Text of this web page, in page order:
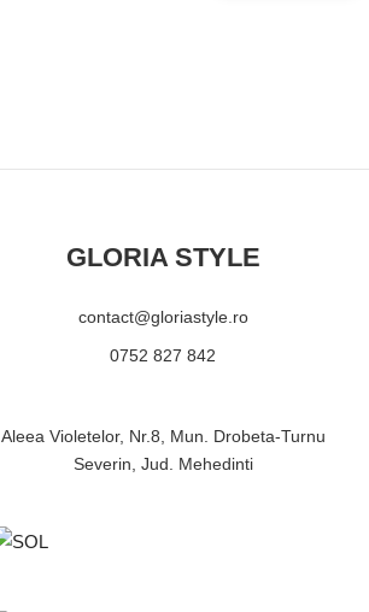
GLORIA STYLE
contact@gloriastyle.ro
0752 827 842
Aleea Violetelor, Nr.8, Mun. Drobeta-Turnu
Severin, Jud. Mehedinti